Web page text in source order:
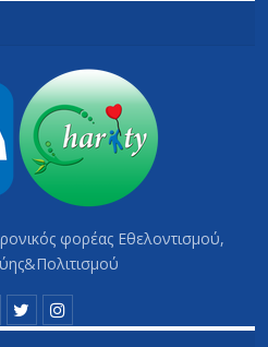
φορέας Εθελοντισμού,